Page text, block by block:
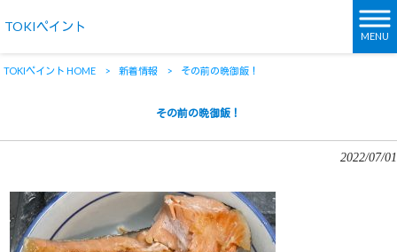
TOKIペイント
MENU
TOKIペイント HOME > 新着情報 > その前の晩御飯！
その前の晩御飯！
2022/07/01